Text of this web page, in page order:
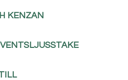
KENZAN